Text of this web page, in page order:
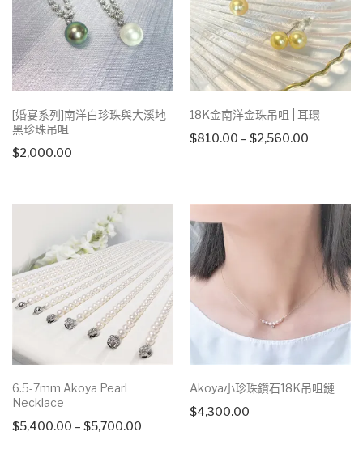
[婚宴系列]南洋白珍珠與大溪地
黑珍珠吊咀
$2,000.00
18K金南洋金珠吊咀 | 耳環
$810.00 – $2,560.00
6.5-7mm Akoya Pearl
Necklace
$5,400.00 – $5,700.00
Akoya小珍珠鑽石18K吊咀鏈
$4,300.00